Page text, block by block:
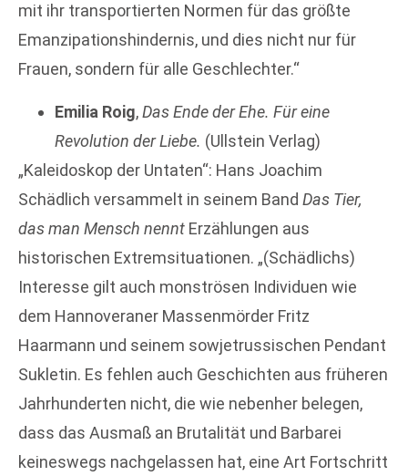
mit ihr transportierten Normen für das größte
Emanzipationshindernis, und dies nicht nur für
Frauen, sondern für alle Geschlechter.“
Emilia Roig,Das Ende der Ehe. Für eine
Revolution der Liebe. (Ullstein Verlag)
„Kaleidoskop der Untaten“: Hans Joachim
Schädlich versammelt in seinem Band Das Tier,
das man Mensch nennt Erzählungen aus
historischen Extremsituationen. „(Schädlichs)
Interesse gilt auch monströsen Individuen wie
dem Hannoveraner Massenmörder Fritz
Haarmann und seinem sowjetrussischen Pendant
Sukletin. Es fehlen auch Geschichten aus früheren
Jahrhunderten nicht, die wie nebenher belegen,
dass das Ausmaß an Brutalität und Barbarei
keineswegs nachgelassen hat, eine Art Fortschritt